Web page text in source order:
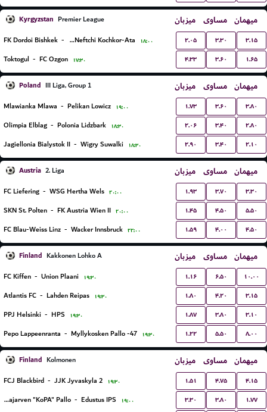
Kyrgyzstan Premier League میزبان مساوی میهمان
FK Dordoi Bishkek - FK Neftchi Kochkor-Ata ۱۸:۰۰ ۲.۰۵ ۳.۳۰ ۳.۱۵
Toktogul - FC Ozgon ۱۷:۳۰ ۴.۳۳ ۳.۶۰ ۱.۶۵
Poland III Liga, Group 1 میزبان مساوی میهمان
Mlawianka Mlawa - Pelikan Lowicz ۱۹:۰۰ ۱.۷۳ ۳.۶۰ ۳.۸۰
Olimpia Elblag - Polonia Lidzbark ۱۸:۳۰ ۲.۰۶ ۳.۴۰ ۲.۸۰
Jagiellonia Bialystok II - Wigry Suwalki ۱۸:۳۰ ۲.۹۰ ۳.۴۰ ۲.۱۰
Austria 2. Liga میزبان مساوی میهمان
FC Liefering - WSG Hertha Wels ۲۰:۰۰ ۱.۹۳ ۳.۷۰ ۳.۳۰
SKN St. Polten - FK Austria Wien II ۲۰:۰۰ ۱.۴۵ ۴.۵۰ ۵.۵۰
FC Blau-Weiss Linz - Wacker Innsbruck ۲۲:۰۰ ۱.۵۹ ۴.۰۰ ۴.۵۰
Finland Kakkonen Lohko A میزبان مساوی میهمان
FC Kiffen - Union Plaani ۱۹:۳۰ ۱.۱۶ ۶.۵۰ ۱۰.۰۰
Atlantis FC - Lahden Reipas ۱۹:۳۰ ۱.۸۰ ۴.۲۰ ۳.۱۵
PPJ Helsinki - HPS ۱۹:۳۰ ۱.۸۷ ۳.۸۰ ۳.۱۰
Pepo Lappeenranta - Myllykosken Pallo -47 ۱۹:۳۰ ۱.۲۲ ۵.۵۰ ۸.۰۰
Finland Kolmonen میزبان مساوی میهمان
FCJ Blackbird - JJK Jyvaskyla 2 ۱۹:۳۰ ۱.۵۱ ۴.۷۵ ۴.۱۵
Kotajarven "KoPA" Pallo - Edustus IPS ۱۹:۰۰ ۳.۳۰ ۳.۸۰ ۱.۷۷